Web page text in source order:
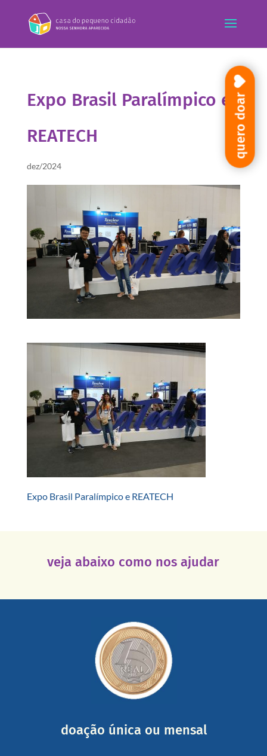
Expo Brasil Paralímpico e
REATECH
dez/2024
Expo Brasil Paralímpico e REATECH
veja abaixo como nos ajudar
doação única ou mensal
mail mostrando tudo o que fizemos com a sua ajuda
somada a de outras pessoas.
saiba mais
quero doar